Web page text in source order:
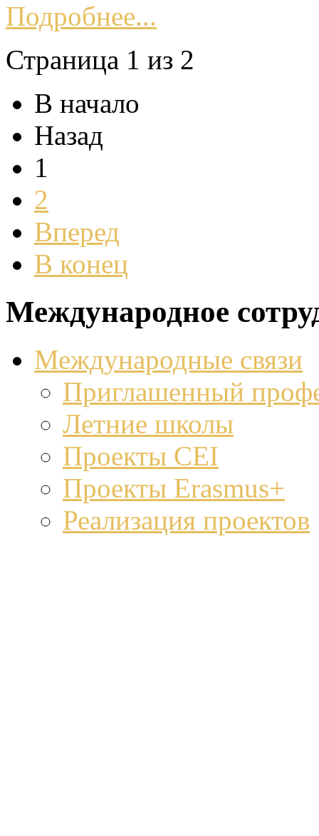
Подробнее...
Страница 1 из 2
В начало
Назад
1
2
Вперед
В конец
Международное
Международные связи
Приглашенный
Летние школы
Проекты CEI
Проекты Erasmus+
Реализация проектов